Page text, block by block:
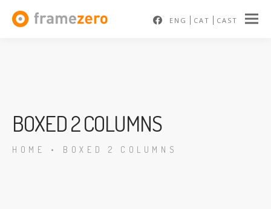
ENG CAT CAST
BOXED 2 COLUMNS
HOME • BOXED 2 COLUMNS